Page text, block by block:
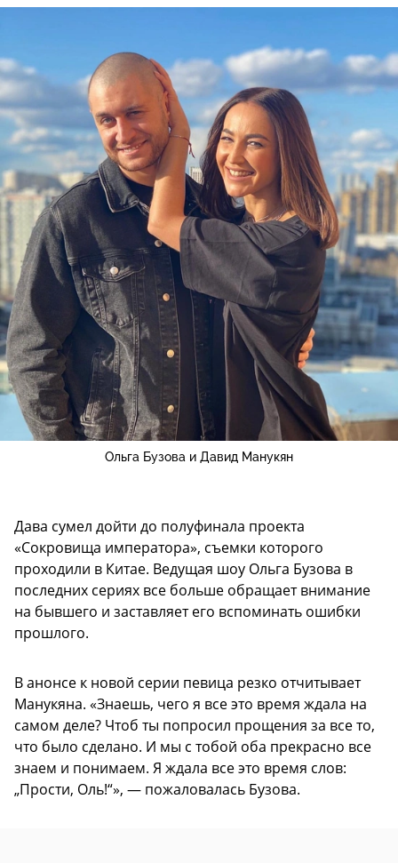
Ольга Бузова и Давид Манукян
Дава сумел дойти до полуфинала проекта
«Сокровища императора», съемки которого
проходили в Китае. Ведущая шоу Ольга Бузова в
последних сериях все больше обращает внимание
на бывшего и заставляет его вспоминать ошибки
прошлого.
В анонсе к новой серии певица резко отчитывает
Манукяна. «Знаешь, чего я все это время ждала на
самом деле? Чтоб ты попросил прощения за все то,
что было сделано. И мы с тобой оба прекрасно все
знаем и понимаем. Я ждала все это время слов:
„Прости, Оль!“», — пожаловалась Бузова.